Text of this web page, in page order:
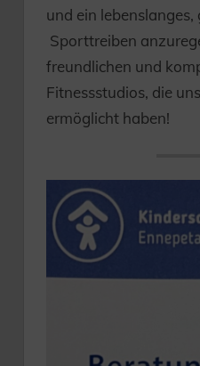
und ein lebenslanges,
Sporttreiben
freundlichen und
Fitnessstudios, die
ermöglicht haben!